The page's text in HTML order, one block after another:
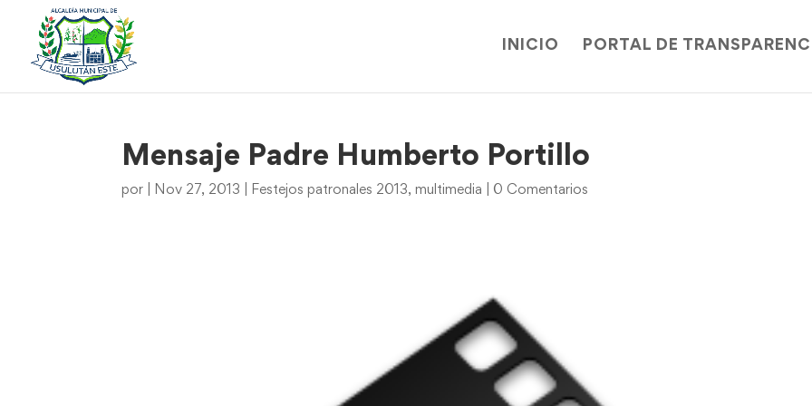
INICIO PORTAL DE
Mensaje Padre Humberto Portillo
por Nov 27, 2013 Festejos patronales 2013,multimedia 0 Comentarios